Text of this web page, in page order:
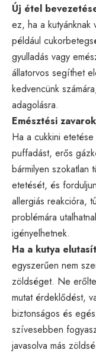
Új étel
ez, ha a kutyánknak
például
gyulladás vagy
állatorvos segíthet
kedvencünk
adagolásra.
Emésztési
Ha a cukkini
puffadást, erős
bármilyen szokatlan
etetését, és
allergiás reakcióra,
problémára
igényelhetnek.
Ha a kutya
egyszerűen nem
zöldséget. Ne
mutat érdeklődést,
biztonságos és
szívesebben
javasolva más